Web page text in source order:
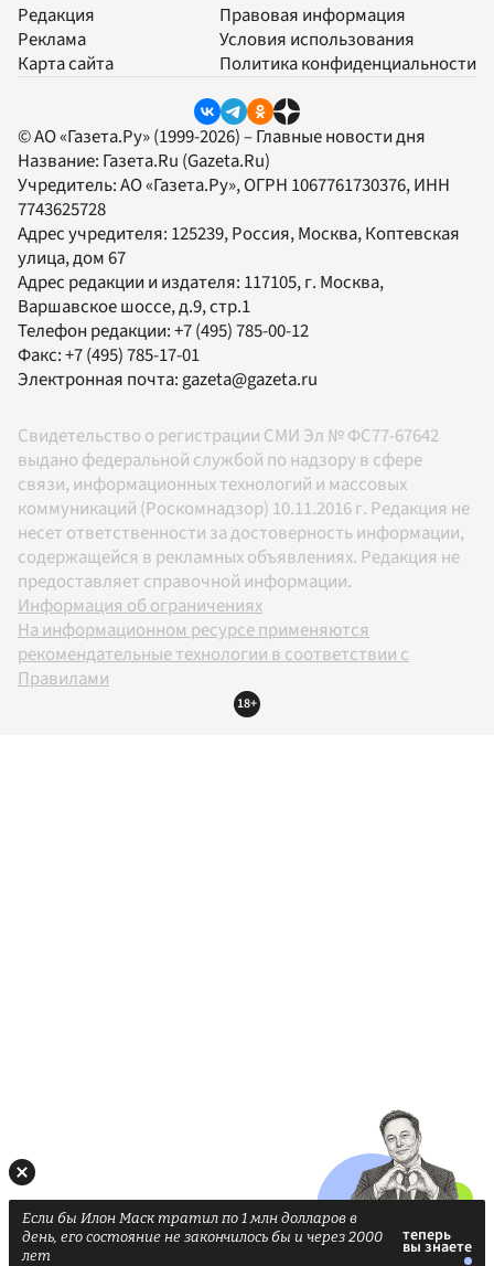
Редакция
Реклама
Карта сайта
Правовая информация
Условия использования
Политика конфиденциальности
© АО «Газета.Ру» (1999-2026) – Главные новости дня
Название: Газета.Ru (Gazeta.Ru)
Учредитель:АО «Газета.Ру», ОГРН 1067761730376, ИНН
7743625728
Адрес учредителя: 125239, Россия, Москва, Коптевская
улица, дом 67
Адрес редакции и издателя: 117105, г. Москва,
Варшавское шоссе, д.9, стр.1
Телефон редакции:+7 (495) 785-00-12
Факс:+7 (495) 785-17-01
Электронная почта: gazeta@gazeta.ru
Свидетельство о регистрации СМИ Эл № ФС77-67642
выдано федеральной службой по надзору в сфере
связи, информационных технологий и массовых
коммуникаций (Роскомнадзор) 10.11.2016 г. Редакция не
несет ответственности за достоверность информации,
содержащейся в рекламных объявлениях. Редакция не
предоставляет справочной информации.
Информация об ограничениях
На информационном ресурсе применяются
рекомендательные технологии в соответствии с
Правилами
18+
Если бы Илон Маск тратил по 1 млн долларов в
день, его состояние не закончилось бы и через 2000
лет